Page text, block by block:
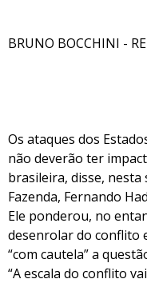
BRUNO BOCCHINI -
Os ataques dos
não deverão ter
brasileira, disse,
Fazenda, Fernando
Ele ponderou, no
desenrolar do conflito
“com cautela” a
“A escala do conflito